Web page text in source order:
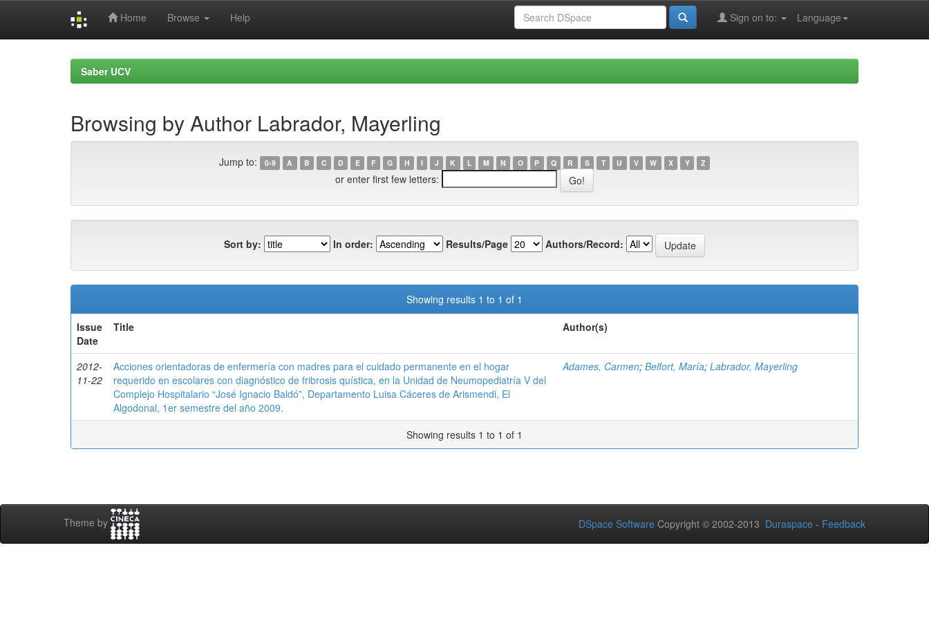
Home Browse Help Language
Sign on to:
Saber UCV
Browsing by Author Labrador, Mayerling
Jump to: 0-9 A B C D E F G H I J K L M N O P Q R S T U V W X Y Z
or enter first few letters:
Sort by: In order: Results/Page Authors/Record:
Showing results 1 to 1 of 1
Issue
Date
Title Author(s)
2012-
11-22
Acciones orientadoras de enfermería con madres para el cuidado permanente en el hogar
requerido en escolares con diagnóstico de fribrosis quística, en la Unidad de Neumopediatría V del
Complejo Hospitalario “José Ignacio Baldó”, Departamento Luisa Cáceres de Arismendi, El
Algodonal, 1er semestre del año 2009.
Adames, Carmen; Belfort, María; Labrador, Mayerling
Showing results 1 to 1 of 1
Theme by DSpace Software Copyright © 2002-2013 Duraspace - Feedback